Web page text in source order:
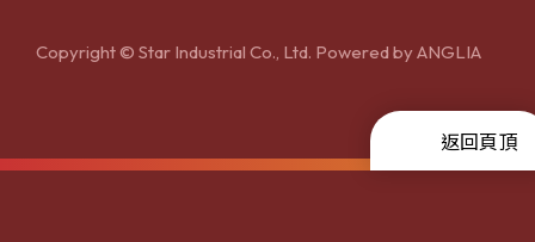
Copyright © Star Industrial Co., Ltd. Powered byANGLIA
返回頁頂